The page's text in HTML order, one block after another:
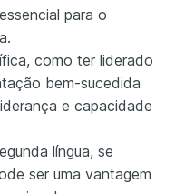
para o
como ter liderado
bem-sucedida
e capacidade
língua, se
ser uma vantagem